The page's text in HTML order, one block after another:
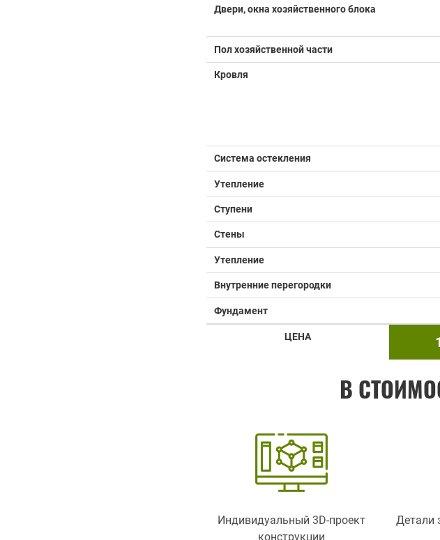
Двери, окна хозяйственного блока
Пол хозяйственной части
Кровля
Система остекления
Утепление
Ступени
Стены
Утепление
Внутренние перегородки
Фундамент
ЦЕНА
В
Индивидуальный 3D-проект
конструкции
Детали